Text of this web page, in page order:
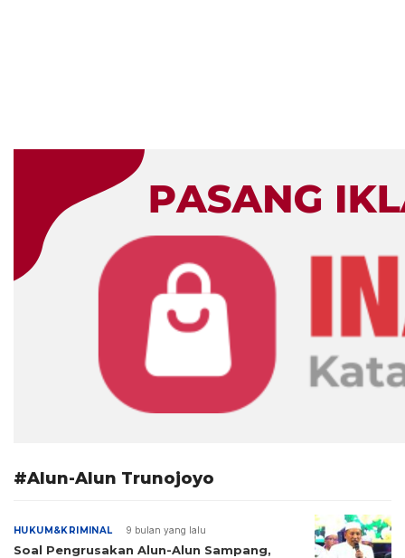
#Alun-Alun Trunojoyo
HUKUM&KRIMINAL 9 bulan yang lalu
Soal Pengrusakan Alun-Alun Sampang,